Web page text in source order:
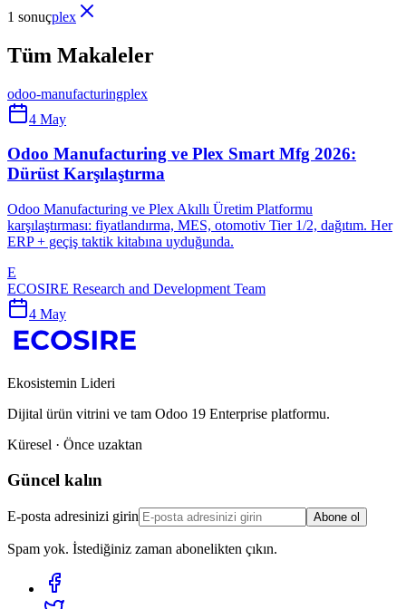
1 sonuçplex
Tüm Makaleler
odoo-manufacturingplex
4 May
Odoo Manufacturing ve Plex Smart Mfg 2026:
Dürüst Karşılaştırma
Odoo Manufacturing ve Plex Akıllı Üretim Platformu
karşılaştırması: fiyatlandırma, MES, otomotiv Tier 1/2, dağıtım. Her
ERP + geçiş taktik kitabına uyduğunda.
E
ECOSIRE Research and Development Team
4 May
Ekosistemin Lideri
Dijital ürün vitrini ve tam Odoo 19 Enterprise platformu.
Küresel · Önce uzaktan
Güncel kalın
E-posta adresinizi girin Abone ol
Spam yok. İstediğiniz zaman abonelikten çıkın.